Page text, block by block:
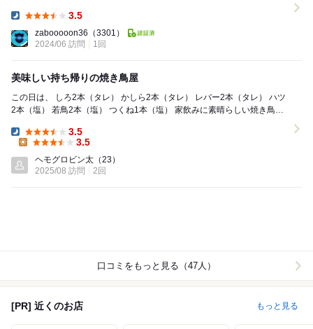
3.5
zabooooon36 （3301）
2024/06 訪問
1回
美味しい持ち帰りの焼き鳥屋
この日は、 しろ2本（タレ） かしら2本（タレ） レバー2本（タレ） ハツ
2本（塩） 若鳥2本（塩） つくね1本（塩） 家飲みに素晴らしい焼き鳥屋
Dinner:
3.5
3.5
ヘモグロビン太 （23）
2025/08 訪問
2回
口コミをもっと見る（47人）
[PR] 近くのお店 もっと見る